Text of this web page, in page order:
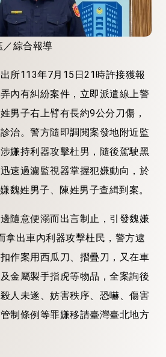
綜合報導
所113年7月15日21時許接獲報
內有糾紛案件，立即派遣線上警
男子右上臂有長約9公分刀傷，
治。警方隨即調閱案發地附近監
嫌持利器攻擊杜男，隨後駕駛黑
速過濾監視器掌握犯嫌動向，於
魏姓男子、陳姓男子查緝到案。
隨意便溺而出言制止，引發魏嫌
拿出車內利器攻擊杜民，警方逮
作案用西瓜刀、摺疊刀，又在車
金屬製手指虎等物品，全案詢後
人未遂、妨害秩序、恐嚇、傷害
制條例等罪嫌移請臺灣臺北地方